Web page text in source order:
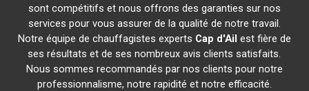
sont compétitifs et nous offrons des garanties sur nos
services pour vous assurer de la qualité de notre travail.
Notre équipe de chauffagistes experts Cap d'Ail est fière de
ses résultats et de ses nombreux avis clients satisfaits.
Nous sommes recommandés par nos clients pour notre
professionnalisme, notre rapidité et notre efficacité.